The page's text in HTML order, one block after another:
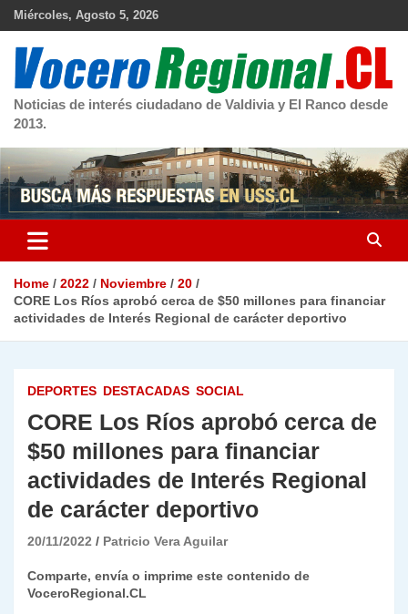
Skip
Miércoles, Agosto 5, 2026
Noticias de interés ciudadano de Valdivia y El Ranco desde
2013.
Home 2022 Noviembre
20
CORE Los Ríos aprobó cerca de $50 millones para financiar
actividades de Interés Regional de carácter deportivo
DEPORTES DESTACADAS SOCIAL
CORE Los Ríos aprobó cerca de
$50 millones para financiar
actividades de Interés Regional
de carácter deportivo
20/11/2022 Patricio Vera Aguilar
Comparte, envía o imprime este contenido de
VoceroRegional.CL